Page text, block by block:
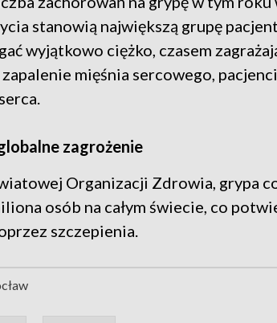
stanowią największą grupę
wyjątkowo ciężko, czasem
mięśnia sercowego,
zagrożenie
Organizacji Zdrowia, grypa
osób na całym świecie, co
szczepienia.